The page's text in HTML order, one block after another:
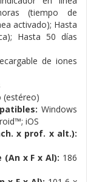
(tiempo de
activado); Hasta
Hasta 50 días
de iones
(estéreo)
Windows
iOS
x prof. x alt.):
x F x Al): 186